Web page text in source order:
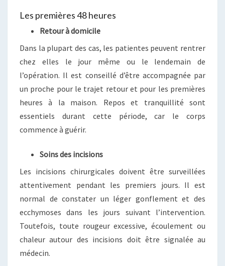
Les premières 48 heures
Retour à domicile
Dans la plupart des cas, les patientes peuvent rentrer
chez elles le jour même ou le lendemain de
l’opération. Il est conseillé d’être accompagnée par
un proche pour le trajet retour et pour les premières
heures à la maison. Repos et tranquillité sont
essentiels durant cette période, car le corps
commence à guérir.
Soins des incisions
Les incisions chirurgicales doivent être surveillées
attentivement pendant les premiers jours. Il est
normal de constater un léger gonflement et des
ecchymoses dans les jours suivant l’intervention.
Toutefois, toute rougeur excessive, écoulement ou
chaleur autour des incisions doit être signalée au
médecin.